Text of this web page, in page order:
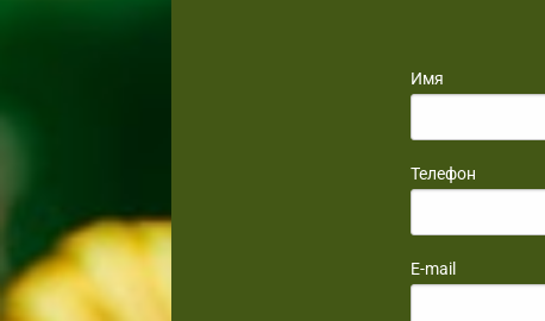
Имя
Телефон
E-mail